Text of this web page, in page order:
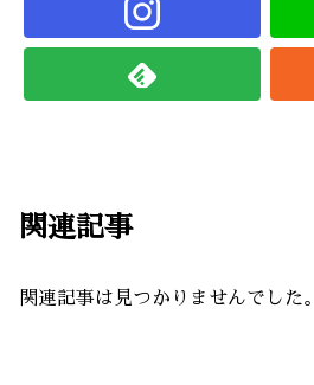
関連記事
関連記事は見つかりませんでした。